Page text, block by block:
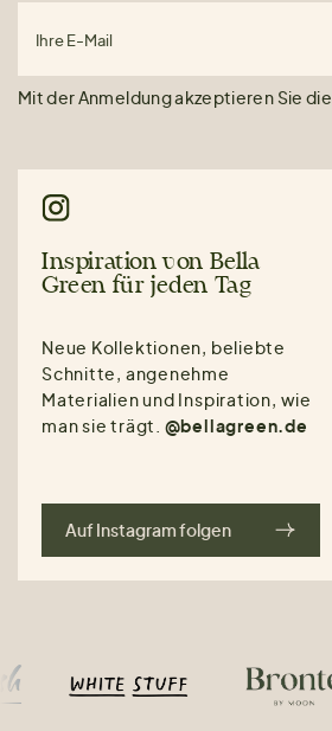
Ihre E-Mail
Mit der Anmeldung akzeptieren Sie die
Inspiration von Bella
Green für jeden Tag
Neue Kollektionen, beliebte
Schnitte, angenehme
Materialien und Inspiration, wie
man sie trägt. @bellagreen.de
Auf Instagram folgen